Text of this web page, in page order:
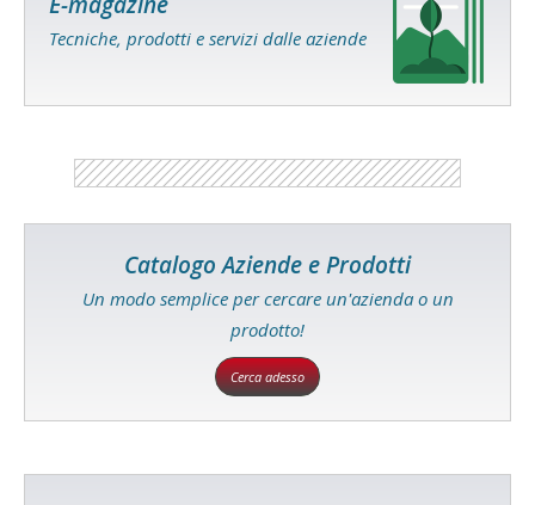
Tecniche, prodotti e servizi dalle aziende
Catalogo Aziende e Prodotti
Un modo semplice per cercare un'azienda o un
prodotto!
Cerca adesso